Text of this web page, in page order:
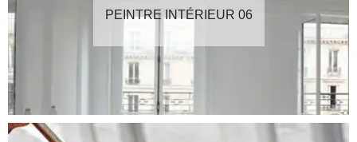
PEINTRE INTÉRIEUR 06